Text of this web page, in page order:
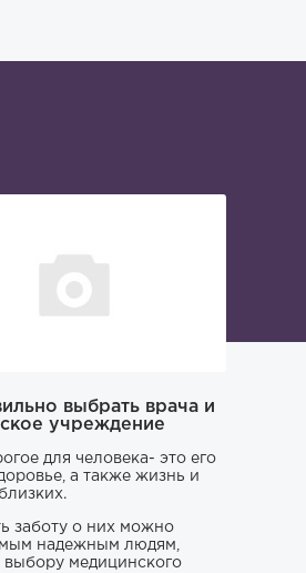
выбрать врача и
учреждение
для человека- это его
а также жизнь и
заботу о них можно
надежным людям,
выбору медицинского